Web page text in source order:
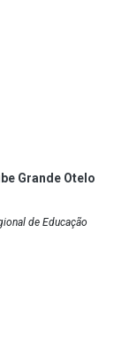
Grande Otelo
de Educação